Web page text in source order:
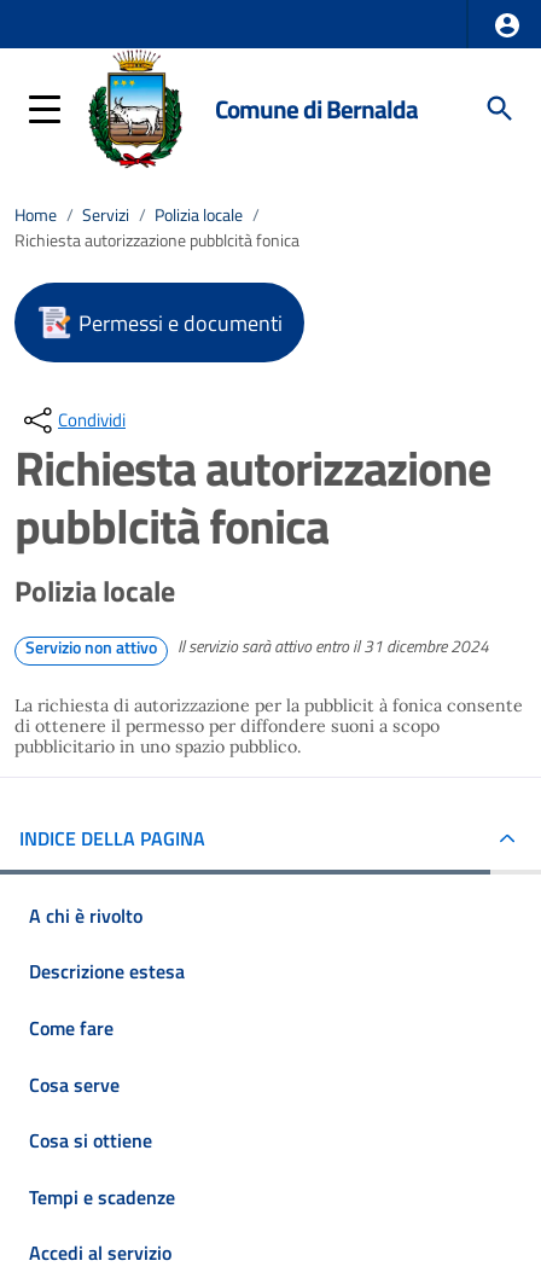
Comune di Bernalda
Home / Servizi / Polizia locale /
Richiesta autorizzazione pubblcità fonica
Permessi e documenti
Condividi
Richiesta autorizzazione
pubblcità fonica
Polizia locale
Servizio non attivo Il servizio sarà attivo entro il 31 dicembre 2024
La richiesta di autorizzazione per la pubblicit à fonica consente
di ottenere il permesso per diffondere suoni a scopo
pubblicitario in uno spazio pubblico.
INDICE DELLA PAGINA
A chi è rivolto
Descrizione estesa
Come fare
Cosa serve
Cosa si ottiene
Tempi e scadenze
Accedi al servizio